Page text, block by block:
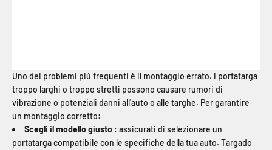
Uno dei problemi più frequenti è il montaggio errato. I portatarga
troppo larghi o troppo stretti possono causare rumori di
vibrazione o potenziali danni all'auto o alle targhe. Per garantire
un montaggio corretto:
Scegli il modello giusto : assicurati di selezionare un
portatarga compatibile con le specifiche della tua auto. Targado